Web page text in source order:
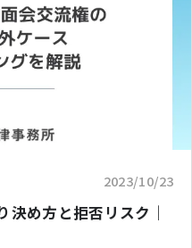
2023/10/23
決め方と拒否リスク｜